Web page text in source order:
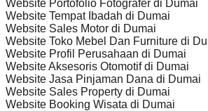
Website Portofolio Fotografer di Dumai
Website Tempat Ibadah di Dumai
Website Sales Motor di Dumai
Website Toko Mebel Dan Furniture di
Website Profil Perusahaan di Dumai
Website Aksesoris Otomotif di Dumai
Website Jasa Pinjaman Dana di Dumai
Website Sales Property di Dumai
Website Booking Wisata di Dumai